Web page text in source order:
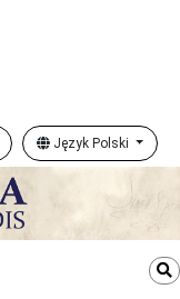
Język Polski